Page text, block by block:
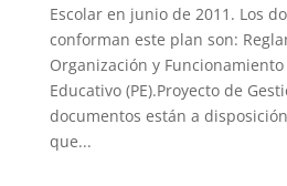
Escolar en junio de 2011. Los
conforman este plan son:
Organización y Funcionamiento
Educativo (PE).Proyecto de
documentos están a
que...